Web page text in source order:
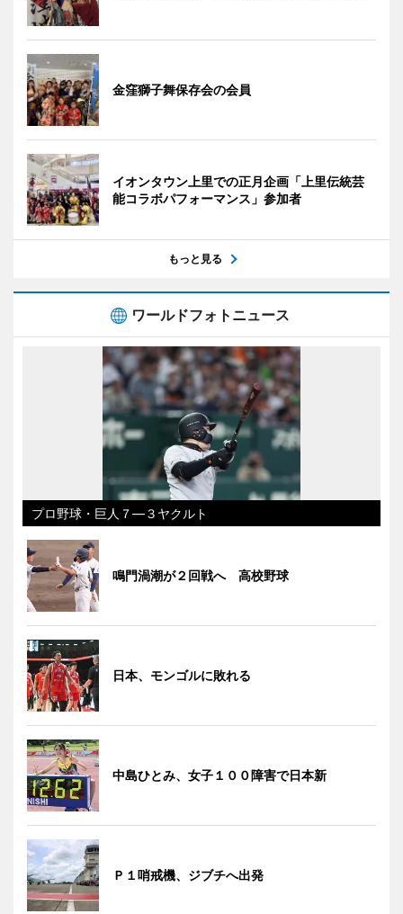
金窪獅子舞保存会の会員
イオンタウン上里での正月企画「上里伝統芸
能コラボパフォーマンス」参加者
もっと見る
ワールドフォトニュース
プロ野球・巨人７―３ヤクルト
鳴門渦潮が２回戦へ 高校野球
日本、モンゴルに敗れる
中島ひとみ、女子１００障害で日本新
Ｐ１哨戒機、ジブチへ出発